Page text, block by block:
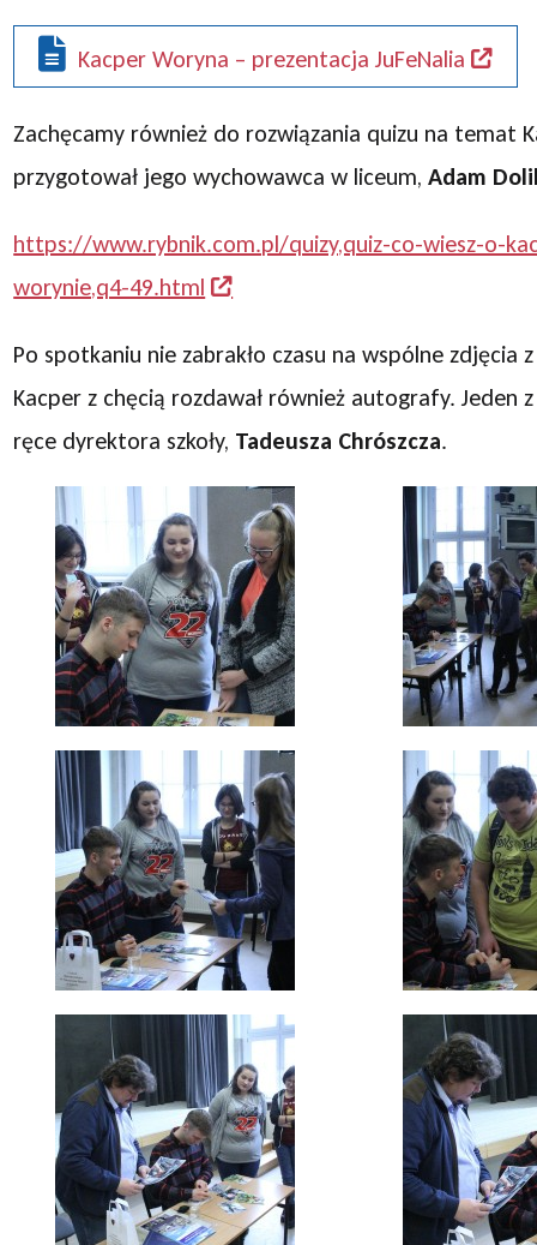
Kacper Woryna – prezentacja JuFeNalia
Zachęcamy również do rozwiązania quizu na temat
przygotował jego wychowawca w liceum,Adam
https://www.rybnik.com.pl/quizy,quiz-co-wiesz-o-
worynie,q4-49.html
Po spotkaniu nie zabrakło czasu na wspólne zdjęcia
Kacper z chęcią rozdawał również autografy. Jeden
ręce dyrektora szkoły, Tadeusza Chrószcza.